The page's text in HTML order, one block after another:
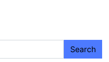
Search